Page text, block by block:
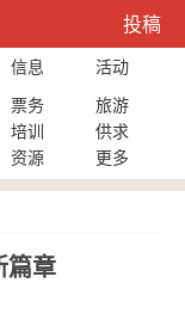
投稿
信息
活动
票务
旅游
培训
供求
资源 更多
篇章